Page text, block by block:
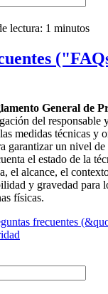
lectura: 1 minutos
General de
del responsable
medidas técnicas y
garantizar un nivel
el estado de la
el alcance, el
y gravedad para
físicas.
frecuentes